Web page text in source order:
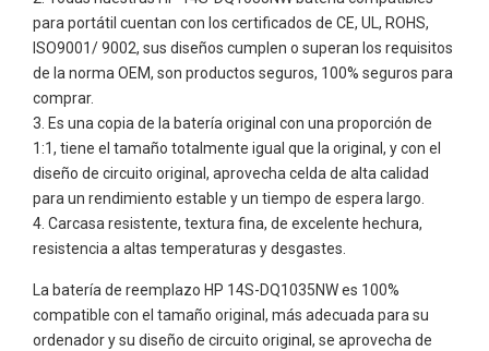
para portátil cuentan con los certificados de CE, UL, ROHS,
ISO9001/ 9002, sus diseños cumplen o superan los requisitos
de la norma OEM, son productos seguros, 100% seguros para
comprar.
Es una copia de la batería original con una proporción de
1:1, tiene el tamaño totalmente igual que la original, y con el
diseño de circuito original, aprovecha celda de alta calidad
para un rendimiento estable y un tiempo de espera largo.
Carcasa resistente, textura fina, de excelente hechura,
resistencia a altas temperaturas y desgastes.
La batería de reemplazo HP 14S-DQ1035NW es 100%
compatible con el tamaño original, más adecuada para su
ordenador y su diseño de circuito original, se aprovecha de